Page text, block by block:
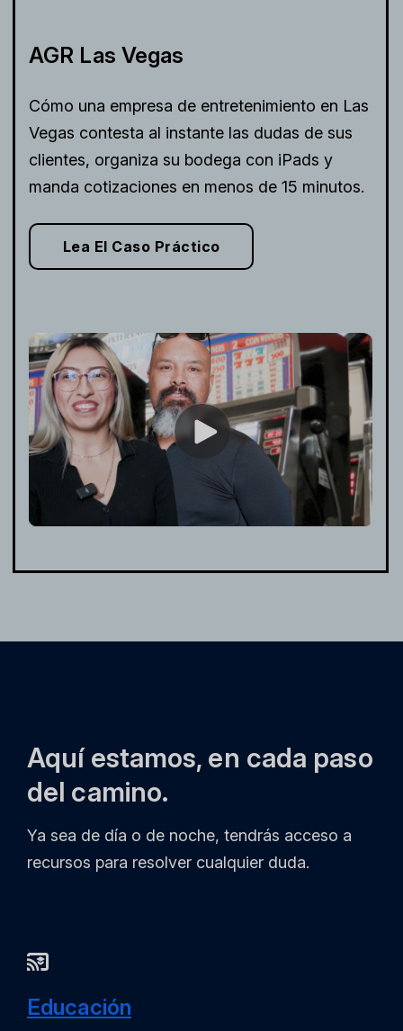
AGR Las Vegas
Cómo una empresa de entretenimiento en Las
Vegas contesta al instante las dudas de sus
clientes, organiza su bodega con iPads y
manda cotizaciones en menos de 15 minutos.
Lea El Caso Práctico
Aquí estamos, en cada paso
del camino.
Ya sea de día o de noche, tendrás acceso a
recursos para resolver cualquier duda.
Educación